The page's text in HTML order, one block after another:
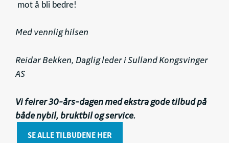
mot å bli bedre!
Med vennlig hilsen
Reidar Bekken, Daglig leder i Sulland Kongsvinger
AS
Vi feirer 30-års-dagen med ekstra gode tilbud på
både nybil, bruktbil og service.
SE ALLE TILBUDENE HER